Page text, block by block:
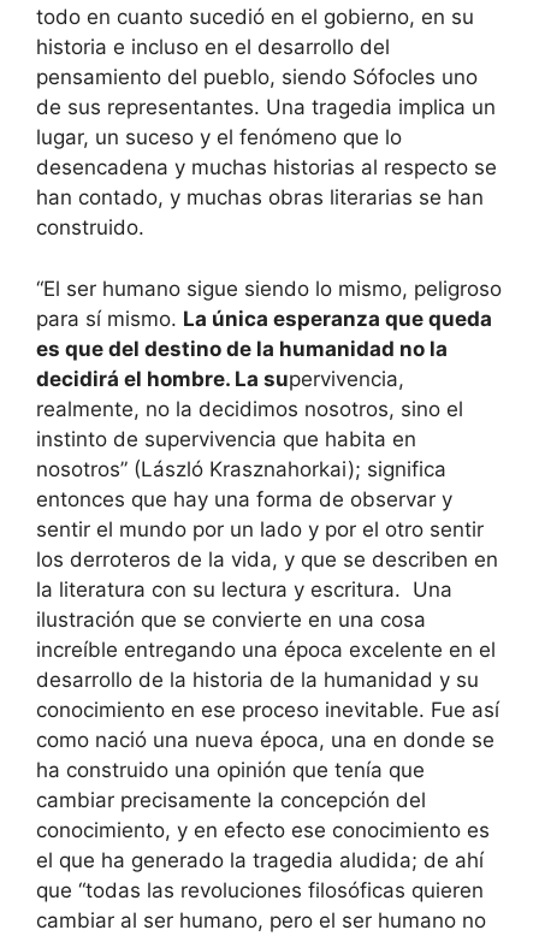
todo en cuanto sucedió en el gobierno, en su
historia e incluso en el desarrollo del
pensamiento del pueblo, siendo Sófocles uno
de sus representantes. Una tragedia implica un
lugar, un suceso y el fenómeno que lo
desencadena y muchas historias al respecto se
han contado, y muchas obras literarias se han
construido.
“El ser humano sigue siendo lo mismo, peligroso
para sí mismo. La única esperanza que queda
es que del destino de la humanidad no la
decidirá el hombre. La supervivencia,
realmente, no la decidimos nosotros, sino el
instinto de supervivencia que habita en
nosotros” (László Krasznahorkai); significa
entonces que hay una forma de observar y
sentir el mundo por un lado y por el otro sentir
los derroteros de la vida, y que se describen en
la literatura con su lectura y escritura. Una
ilustración que se convierte en una cosa
increíble entregando una época excelente en el
desarrollo de la historia de la humanidad y su
conocimiento en ese proceso inevitable. Fue así
como nació una nueva época, una en donde se
ha construido una opinión que tenía que
cambiar precisamente la concepción del
conocimiento, y en efecto ese conocimiento es
el que ha generado la tragedia aludida; de ahí
que “todas las revoluciones filosóficas quieren
cambiar al ser humano, pero el ser humano no